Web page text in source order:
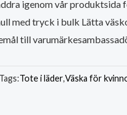
igenom vår produktsida
med tryck i bulk Lätta
till
Tags:Tote i läder,Väska för